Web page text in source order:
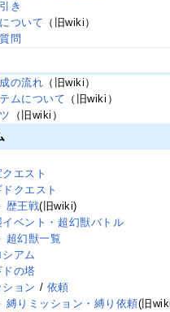
き
ついて （旧wiki）
問
の流れ （旧wiki）
ムについて （旧wiki）
（旧wiki）
クエスト
ドクエスト
歴王戦(旧wiki)
イベント・超幻獣バトル
超幻獣一覧
シアム
ドの塔
ション / 依頼
縛りミッション・縛り依頼(旧